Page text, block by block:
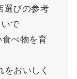
選びの参考
で
べ物を育
おいしく